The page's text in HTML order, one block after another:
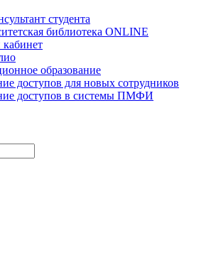
студента
библиотека ONLINE
образование
доступов для новых сотрудников
доступов в системы ПМФИ